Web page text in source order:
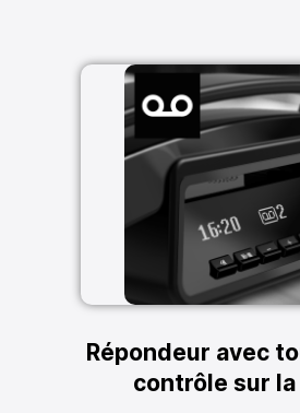
Répondeur avec
contrôle sur la